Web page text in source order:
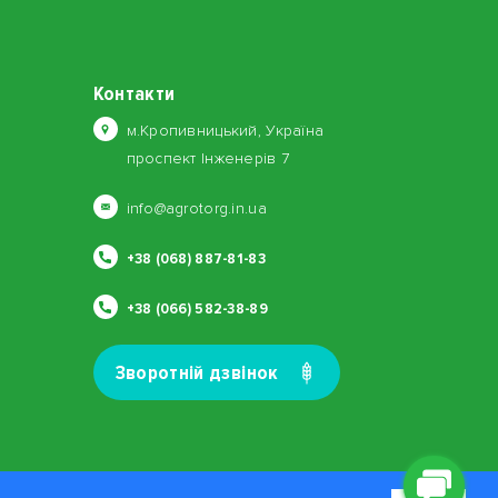
Контакти
м.Кропивницький, Україна
проспект Інженерів 7
info@agrotorg.in.ua
+38 (068) 887-81-83
+38 (066) 582-38-89
Зворотнiй дзвiнок